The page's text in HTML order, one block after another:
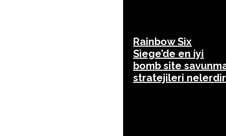
Rainbow Six
Siege’de en iyi
bomb site
stratejileri